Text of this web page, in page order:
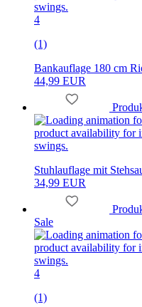
4
(1)
Bankauflage 180 cm
44,99 EUR
Stuhlauflage mit
34,99 EUR
Sale
4
(1)